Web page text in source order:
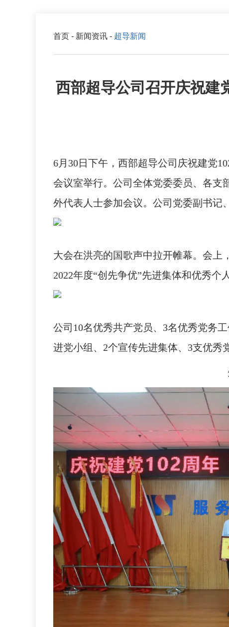
首页 - 新闻资讯 - 超导新闻
西部超导公司召开庆祝建
6月30日下午，西部超导公司庆祝建党
会议室举行。公司全体党委委员、各支
外代表人士参加会议。公司党委副书记
大会在洪亮的国歌声中拉开帷幕。会上
2022年度“创先争优”先进集体和优秀个
公司10名优秀共产党员、3名优秀党务
进党小组、2个宣传先进集体、3支优秀